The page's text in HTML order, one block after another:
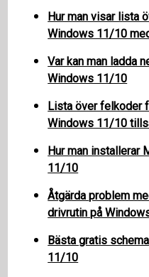
Hur man visar lista
Windows 11/10
Var kan man ladda
Windows 11/10
Lista över felkoder
Windows 11/10
Hur man installerar
11/10
Åtgärda problem
drivrutin på
Bästa gratis
11/10